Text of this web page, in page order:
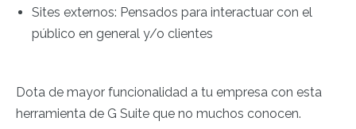
Sites externos: Pensados para interactuar con el
público en general y/o clientes
Dota de mayor funcionalidad a tu empresa con esta
herramienta de G Suite que no muchos conocen.